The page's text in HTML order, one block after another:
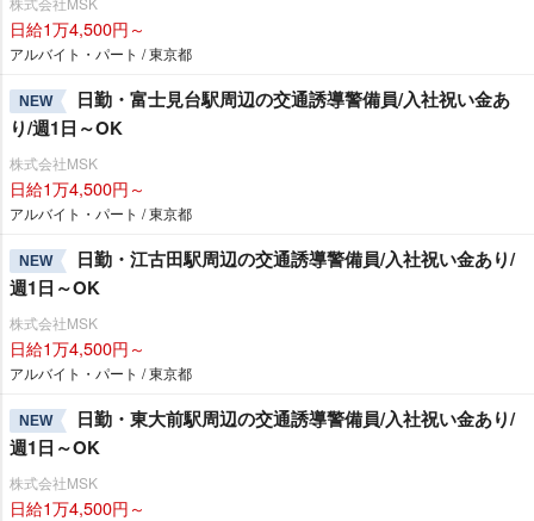
日給1万4,500円～
アルバイト・パート / 東京都
NEW
日勤・富士見台駅周辺の交通誘導警備員/入社祝い金あ
り/週1日～OK
株式会社MSK
日給1万4,500円～
アルバイト・パート / 東京都
NEW
日勤・江古田駅周辺の交通誘導警備員/入社祝い金あり/
週1日～OK
株式会社MSK
日給1万4,500円～
アルバイト・パート / 東京都
NEW
日勤・東大前駅周辺の交通誘導警備員/入社祝い金あり/
週1日～OK
株式会社MSK
日給1万4,500円～